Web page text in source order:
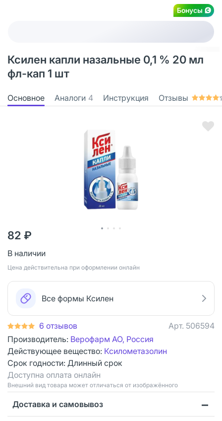
Бонусы
Ксилен капли назальные 0,1 % 20 мл
фл-кап 1 шт
Основное Аналоги 4 Инструкция Отзывы
82 ₽
В наличии
Цена действительна при оформлении онлайн
Все формы Ксилен
6 отзывов Арт. 506594
Производитель: Верофарм АО, Россия
Действующее вещество: Ксилометазолин
Срок годности: Длинный срок
Доступна оплата онлайн
Bнешний вид товара может отличаться от изображённого
Доставка и самовывоз